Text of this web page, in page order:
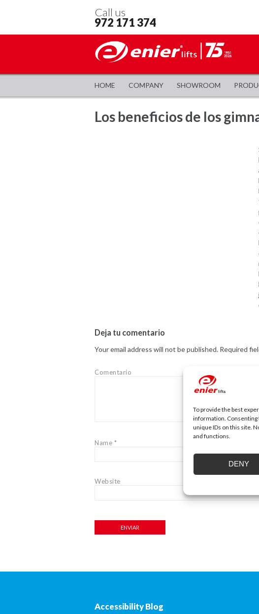
To provide the best
information. Consenting
unique IDs on this site.
and functions.
DENY
Call us
972 171 374
HOME COMPANY SHOWROOM
Los beneficios de los
Deja tu comentario
Your email address will not be published. Required
Comentario
Name *
Website
Accessibility Blog